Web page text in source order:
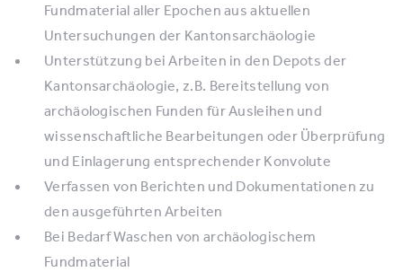
Fundmaterial aller Epochen aus aktuellen
Untersuchungen der Kantonsarchäologie
Unterstützung bei Arbeiten in den Depots der
Kantonsarchäologie, z.B. Bereitstellung von
archäologischen Funden für Ausleihen und
wissenschaftliche Bearbeitungen oder Überprüfung
und Einlagerung entsprechender Konvolute
Verfassen von Berichten und Dokumentationen zu
den ausgeführten Arbeiten
Bei Bedarf Waschen von archäologischem
Fundmaterial